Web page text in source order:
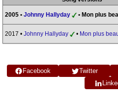
2005 • Johnny Hallyday • Mon plus
2017 • Johnny Hallyday • Mon plus
Facebook Twitter